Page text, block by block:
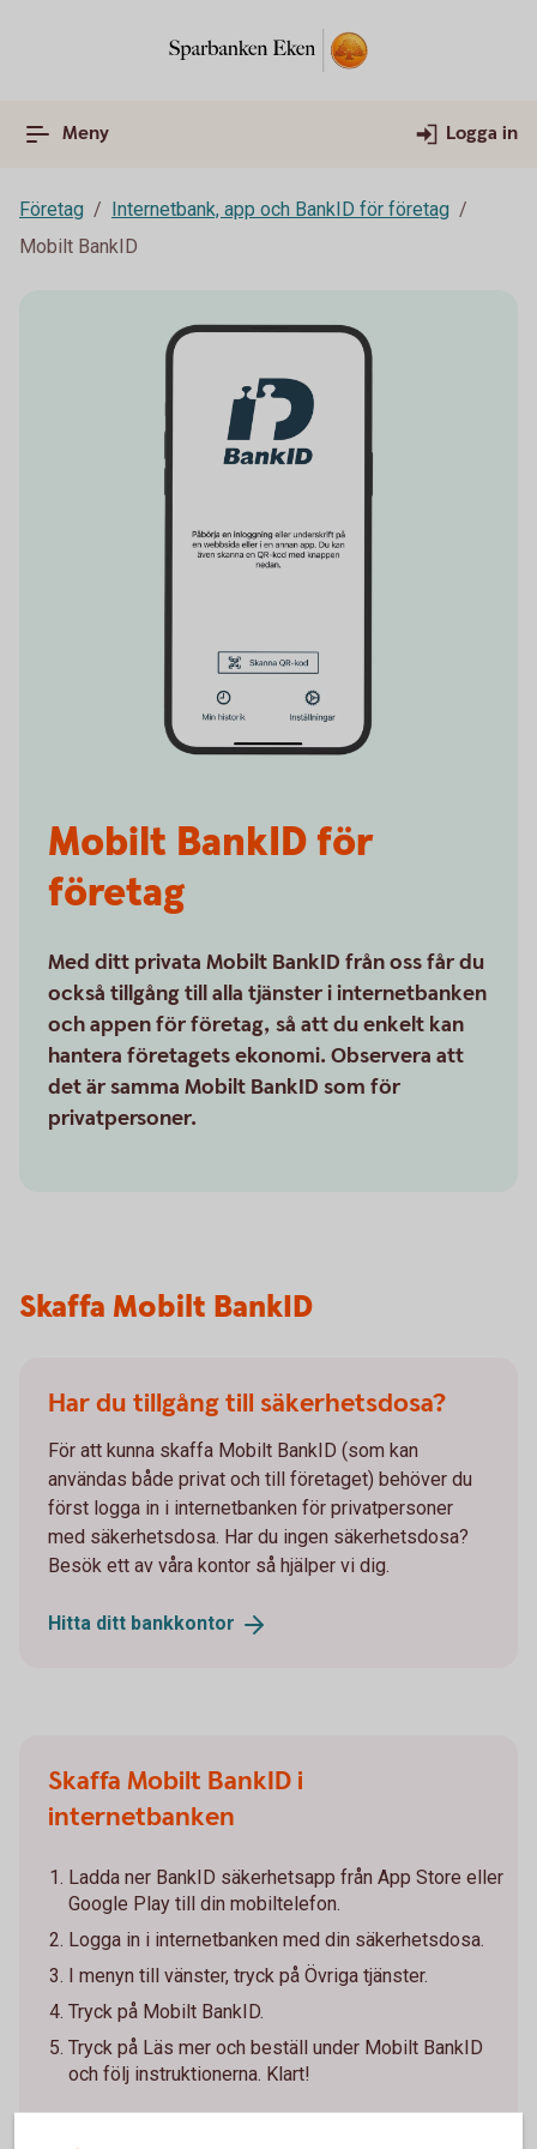
Meny Logga in
Företag
Internetbank, app och BankID för företag
Mobilt BankID
Mobilt BankID för
företag
Med ditt privata Mobilt BankID från oss får du
också tillgång till alla tjänster i internetbanken
och appen för företag, så att du enkelt kan
hantera företagets ekonomi. Observera att
det är samma Mobilt BankID som för
privatpersoner.
Skaffa Mobilt BankID
Har du tillgång till säkerhetsdosa?
För att kunna skaffa Mobilt BankID (som kan
användas både privat och till företaget) behöver du
först logga in i internetbanken för privatpersoner
med säkerhetsdosa. Har du ingen säkerhetsdosa?
Besök ett av våra kontor så hjälper vi dig.
Hitta ditt bankkontor
Skaffa Mobilt BankID i
internetbanken
Ladda ner BankID säkerhetsapp från App Store eller
Google Play till din mobiltelefon.
Logga in i internetbanken med din säkerhetsdosa.
I menyn till vänster, tryck på Övriga tjänster.
Tryck på Mobilt BankID.
Tryck på Läs mer och beställ under Mobilt BankID
och följ instruktionerna. Klart!